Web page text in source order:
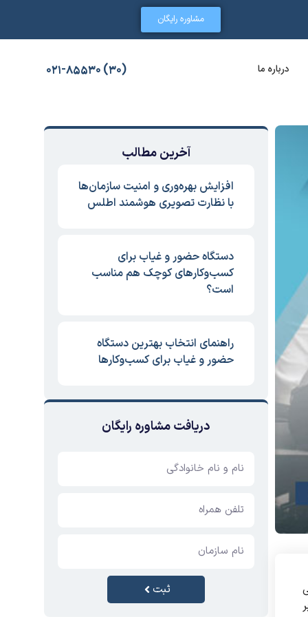
مشاوره رایگان
درباره ما (30) 021-85530
آخرین مطالب
افزایش بهره‌وری و امنیت سازمان‌ها
با نظارت تصویری هوشمند اطلس
دستگاه حضور و غیاب برای
کسب‌وکارهای کوچک هم مناسب
است؟
راهنمای انتخاب بهترین دستگاه
حضور و غیاب برای کسب‌وکارها
دریافت مشاوره رایگان
ثبت